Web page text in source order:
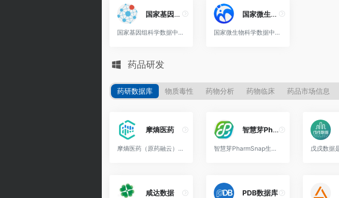
国家基因组科学数据中心 NGDC
国家基因组科学数据中心不断加强高性能计算与存储能力建设，目前拥有437万亿次/秒的计算能力，约11200个计算核心，46PB的存储资源，1.6Gbps网络带宽，形成了国内领先的生物大数据云计算平台。
国家微生物科学数据中心 NMDC
国家微生物科学数据中心（National Microbial Data Center ，NMDC）由中科院微生物研究所作为依托单位，联合中科院海洋所、中国疾控中心传染病所、中科院植物生理生态所，中科院计算机网络信息中心等单位共同建设，科技部国家科技基础条件平台中心和中科院办公厅为上级主管部门。
药品研发
药研数据库 物质毒性 药物分析​ 药物临床​ 药品市场信息
摩熵医药
摩熵医药（原药融云）是全球生物医药产业一站式服务平台，摩熵医药深度整合了全球生物医药数据、信息、资源等，帮助生物医药产业实现高度信息、数字化，旨在打造生物医药产业数字经济体
智慧芽PharmSnap
智慧芽PharmSnap生物医药免费数据库，全球新药研发资讯，风险机遇一站洞察。
咸达数据 PDB数据库